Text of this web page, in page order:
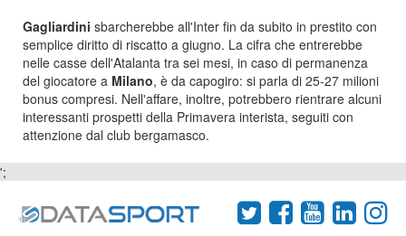
Gagliardini sbarcherebbe all'Inter fin da subito in prestito con
semplice diritto di riscatto a giugno. La cifra che entrerebbe
nelle casse dell'Atalanta tra sei mesi, in caso di permanenza
del giocatore a Milano, è da capogiro: si parla di 25-27 milioni
bonus compresi. Nell'affare, inoltre, potrebbero rientrare alcuni
interessanti prospetti della Primavera interista, seguiti con
attenzione dal club bergamasco.
';